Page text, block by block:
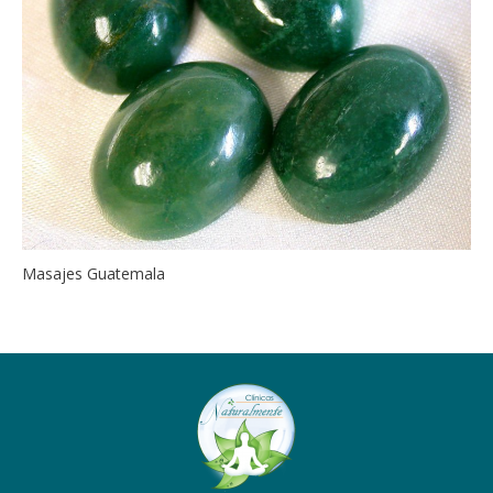
Masajes Guatemala